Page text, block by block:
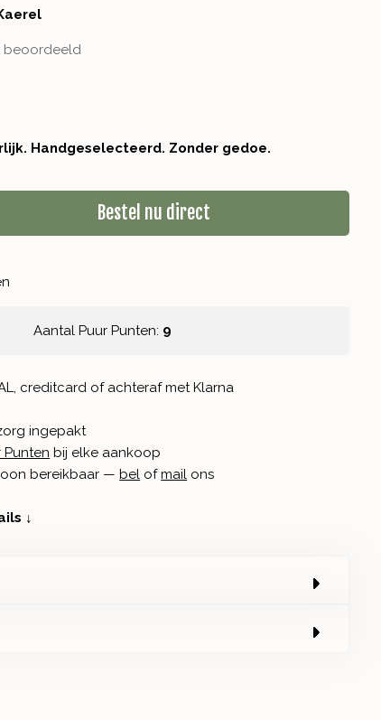
beoordeeld
Handgeselecteerd. Zonder gedoe.
Bestel nu direct
Aantal Puur Punten: 9
creditcard of achteraf met Klarna
ingepakt
Punten bij elke aankoop
bereikbaar — bel ofmail ons
↓